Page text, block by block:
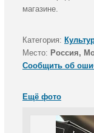
магазине.
Категория:
Место: Россия,
Сообщить об
Ещё фото